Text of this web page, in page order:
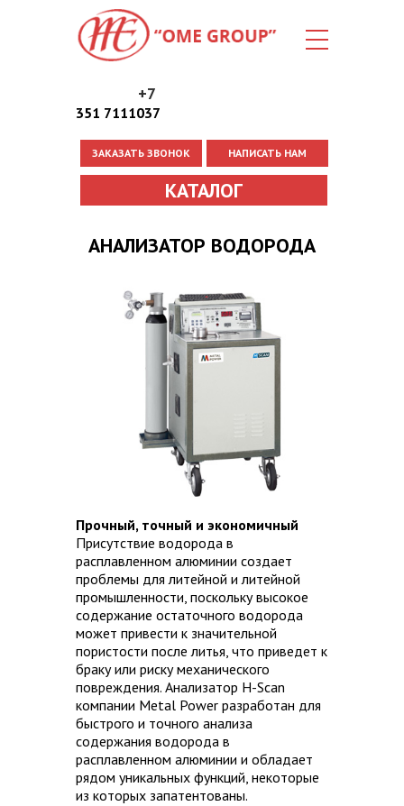
+7
351 7111037
ЗАКАЗАТЬ ЗВОНОК НАПИСАТЬ НАМ
Вы здесь КАТАЛОГ
АНАЛИЗАТОР ВОДОРОДА
Прочный, точный и экономичный
Присутствие водорода в
расплавленном алюминии создает
проблемы для литейной и литейной
промышленности, поскольку высокое
содержание остаточного водорода
может привести к значительной
пористости после литья, что приведет к
браку или риску механического
повреждения. Анализатор H-Scan
компании Metal Power разработан для
быстрого и точного анализа
содержания водорода в
расплавленном алюминии и обладает
рядом уникальных функций, некоторые
из которых запатентованы.